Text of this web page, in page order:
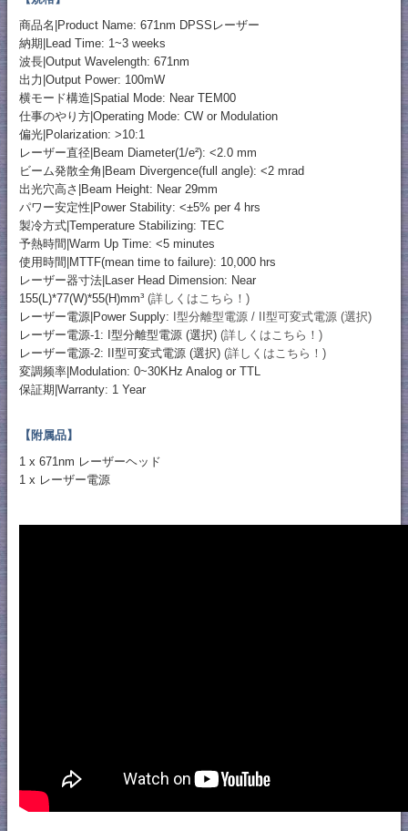
商品名|Product Name: 671nm DPSSレーザー
納期|Lead Time: 1~3 weeks
波長|Output Wavelength: 671nm
出力|Output Power: 100mW
横モード構造|Spatial Mode: Near TEM00
仕事のやり方|Operating Mode: CW or Modulation
偏光|Polarization: >10:1
レーザー直径|Beam Diameter(1/e²): <2.0 mm
ビーム発散全角|Beam Divergence(full angle): <2 mrad
出光穴高さ|Beam Height: Near 29mm
パワー安定性|Power Stability: <±5% per 4 hrs
製冷方式|Temperature Stabilizing: TEC
予熱時間|Warm Up Time: <5 minutes
使用時間|MTTF(mean time to failure): 10,000 hrs
レーザー器寸法|Laser Head Dimension: Near
155(L)*77(W)*55(H)mm³ (詳しくはこちら！)
レーザー電源|Power Supply: I型分離型電源 / II型可変式電源 (選択)
レーザー電源-1: I型分離型電源 (選択) (詳しくはこちら！)
レーザー電源-2: II型可変式電源 (選択) (詳しくはこちら！)
変調频率|Modulation: 0~30KHz Analog or TTL
保証期|Warranty: 1 Year
【附属品】
1 x 671nm レーザーヘッド
1 x レーザー電源